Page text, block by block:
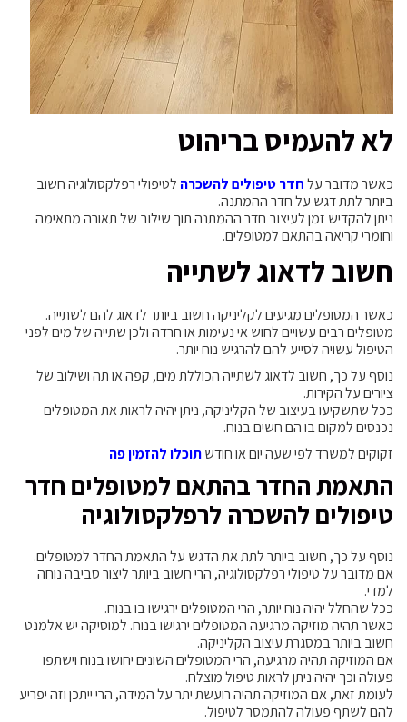
לא להעמיס בריהוט
כאשר מדובר עלחדר טיפולים להשכרה לטיפולי רפלקסולוגיה חשוב
ביותר לתת דגש על חדר ההמתנה.
ניתן להקדיש זמן לעיצוב חדר ההמתנה תוך שילוב של תאורה מתאימה
וחומרי קריאה בהתאם למטופלים.
חשוב לדאוג לשתייה
כאשר המטופלים מגיעים לקליניקה חשוב ביותר לדאוג להם לשתייה.
מטופלים רבים עשויים לחוש אי נעימות או חרדה ולכן שתייה של מים לפני
הטיפול עשויה לסייע להם להרגיש נוח יותר.
נוסף על כך, חשוב לדאוג לשתייה הכוללת מים, קפה או תה ושילוב של
ציורים על הקירות.
ככל שתשקיעו בעיצוב של הקליניקה, ניתן יהיה לראות את המטופלים
נכנסים למקום בו הם חשים בנוח.
זקוקים למשרד לפי שעה יום או חודשתוכלו להזמין פה
התאמת החדר בהתאם למטופלים חדר
טיפולים להשכרה לרפלקסולוגיה
נוסף על כך, חשוב ביותר לתת את הדגש על התאמת החדר למטופלים.
אם מדובר על טיפולי רפלקסולוגיה, הרי חשוב ביותר ליצור סביבה נוחה
למדי.
ככל שהחלל יהיה נוח יותר, הרי המטופלים ירגישו בו בנוח.
כאשר תהיה מוזיקה מרגיעה המטופלים ירגישו בנוח. למוסיקה יש אלמנט
חשוב ביותר במסגרת עיצוב הקליניקה.
אם המוזיקה תהיה מרגיעה, הרי המטופלים השונים יחושו בנוח וישתפו
פעולה וכך יהיה ניתן לראות טיפול מוצלח.
לעומת זאת, אם המוזיקה תהיה רועשת יתר על המידה, הרי ייתכן וזה יפריע
להם לשתף פעולה להתמסר לטיפול.